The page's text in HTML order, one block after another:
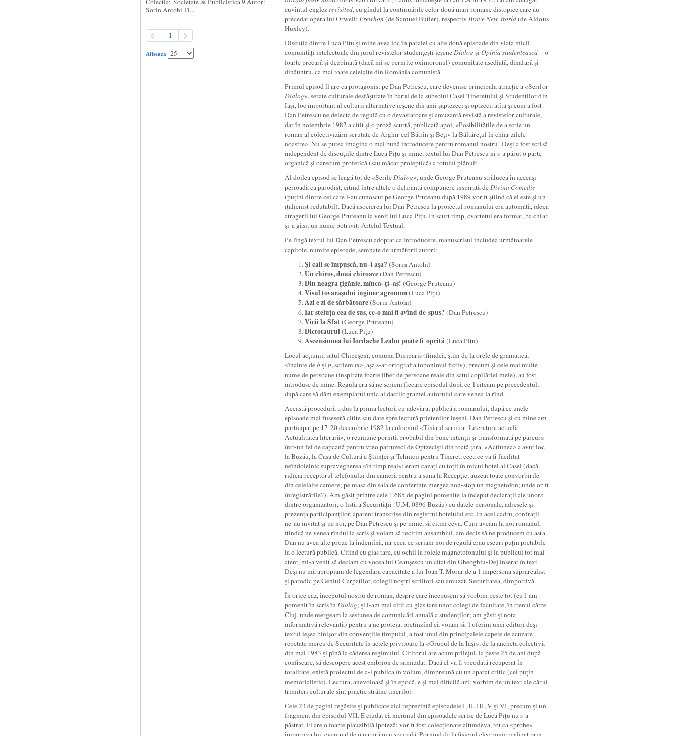
Sorin Antohi Ti...
1
Afiseaza
cuvîntul englezrevisited, cu gîndul la continuările celor două mari romane distopice care au
precedat opera lui Orwell: Erewhon (de Samuel Butler), respectiv Brave New World(de Aldous
Huxley).
Discuția dintre Luca Pițu şi mine avea loc în paralel cu alte două episoade din viața micii
comunități intelectuale din jurul revistelor studențeşti ieşeneDialogşi Opiniastudențească– o
foarte precară şi dezbinată (dacă mi se permite oximoronul) comunitate asediată, dinafară şi
dinăuntru, ca mai toate celelalte din România comunistă.
Primul episod îl are ca protagonist pe Dan Petrescu, care devenise principala atracție a «Serilor
Dialog», serate culturale desfăşurate în barul de la subsolul Casei Tineretului şi Studenților din
Iaşi, loc important al culturii alternative ieşene din anii şaptezeci şi optzeci, atîta şi cum a fost.
Dan Petrescu ne delecta de regulă cu o devastatoare şi amuzantă revistă a revistelor culturale,
dar în noiembrie 1982 a citit şi o proză scurtă, publicată apoi, «Posibilitățile de a scrie un
roman al colectivizării scrutate de Arghir cel Bătrîn şi Bețiv la Băltărețul în chiar zilele
noastre». Nu se putea imagina o mai bună introducere pentru romanul nostru! Deşi a fost scrisă
independent de discuțiile dintre Luca Pițu şi mine, textul lui Dan Petrescu ni s-a părut o parte
organică şi oarecum profetică (sau măcar proleptică) a totului plănuit.
Al doilea episod se leagă tot de «SerileDialog», unde George Pruteanu strălucea în aceeaşi
perioadă ca parodist, citind între altele o delirantă compunere inspirată deDivina Comedie
(puțini dintre cei care l-au cunoscut pe George Pruteanu după 1989 vor fi ştiind că el este şi un
italienist redutabil). Dacă asocierea lui Dan Petrescu la proiectul romanului era automată, ideea
atragerii lui George Pruteanu ia venit lui Luca Pițu. În scurt timp, cvartetul era format, ba chiar
şi-a găsit un nume potrivit: Artelul Textual.
Pe lîngă textul lui Dan Petrescu adoptat ca introducere, manuscrisul includea următoarele
capitole, numite episoade, semnate de următorii autori:
Şi caii se împuşcă, nu–i aşa? (Sorin Antohi)
Un chirov, două chiroave(Dan Petrescu)
Din neagrațigănie, mînca–ți–aş! (George Pruteanu)
Visul tovarăşului inginer agronom(Luca Pițu)
Azi e zi de sărbătoare(Sorin Antohi)
Iar steluța cea de sus, ce-o mai fi avînd de spus? (Dan Petrescu)
Vicii la Sfat(George Pruteanu)
Dictotaurul(Luca Pițu)
Ascensiunea lui Iordache Leahu poate fi oprită(Luca Pițu).
Locul acțiunii, satul Chipeşeni, comuna Dimparis (fiindcă, ştim de la orele de gramatică,
«înainte debşi p, scriem m», aşa s-ar ortografia toponimul fictiv), precum şi cele mai multe
nume de persoane (inspirate foarte liber de persoane reale din satul copilăriei mele), au fost
introduse de mine. Regula era să ne scriem fiecare episodul după ce-l citeam pe precedentul,
după care să dăm exemplarul unic al dactilogramei autorului care venea la rînd.
Această procedură a dus la prima lectură cu adevărat publică a romanului, după ce unele
episoade mai fuseseră citite sau date spre lectură prietenilor ieşeni. Dan Petrescu şi cu mine am
participat pe 17-20 decembrie 1982 la colocviul «Tînărul scriitor–Literatura actuală–
Actualitatea literară», o reuniune pornită probabil din bune intenții şi transformată pe parcurs
într-un fel de capcană pentru vreo patruzeci de Optzecişti din toată țara. «Acțiunea» a avut loc
la Buzău, la Casa de Cultură a Ştiinței şi Tehnicii pentru Tineret, ceea ce va fi facilitat
neîndoielnic supravegherea «în timp real»: eram cazați cu toții în micul hotel al Casei (dacă
ridicai receptorul telefonului din cameră pentru a suna la Recepție, auzeai toate convorbirile
din celelalte camere; pe masa din sala de conferințe mergea non-stop un magnetofon; unde or fi
înregistrările?). Am găsit printre cele 1.685 de pagini pomenite la început declarații ale unora
dintre organizatori, o listă a Securității (U.M. 0896 Buzău) cu datele personale, adresele şi
prezența participanților, aparent transcrise din registrul hotelului etc. În acel cadru, confrații
ne-au invitat şi pe noi, pe Dan Petrescu şi pe mine, să citim ceva. Cum aveam la noi romanul,
fiindcă ne venea rîndul la scris şi voiam să recitim ansamblul, am decis să ne producem cu asta.
Dan nu avea alte proze la îndemînă, iar ceea ce scriam noi de regulă erau eseuri puțin pretabile
la o lectură publică. Citind cu glas tare, cu ochii la rolele magnetofonului şi la publicul tot mai
atent, mi-a venit să declam cu vocea lui Ceauşescu un citat din Gheoghiu-Dej inserat în text.
Deşi nu mă apropiam de legendara capacitate a lui Ioan T. Morar de a-l impersona suprarealist
şi parodic pe Geniul Carpaților, colegii noştri scriitori sau amuzat. Securitatea, dimpotrivă.
În orice caz, începutul nostru de roman, despre care începusem să vorbim peste tot (eu l-am
pomenit în scris înDialog; şi l-am mai citit cu glas tare unor colegi de facultate, în trenul către
Cluj, unde mergeam la sesiunea de comunicări anuală a studenților; am găsit şi nota
informativă relevantă) pentru a ne proteja, pretinzînd că voiam să-l oferim unei edituri deşi
textul ieşea binişor din convențiile timpului, a fost unul din principalele capete de acuzare
repetate mereu de Securitate în actele privitoare la «Grupul de la Iaşi», de la ancheta colectivă
din mai 1983 şi pînă la căderea regimului. Cititorul are acum prilejul, la peste 25 de ani după
confiscare, să descopere acest embrion de samizdat. Dacă el va fi vreodată recuperat în
totalitate, există proiectul de a-l publica în volum, dimpreună cu un aparat critic (cel puțin
memorialistic). Lectura, anevoioasă şi în epocă, e şi mai dificilă azi: vorbim de un text ale cărui
trimiteri culturale sînt practic străine tinerilor.
Cele 23 de pagini regăsite şi publicate aici reprezintă episoadele I, II, III, V şi VI, precum şi un
fragment din episodul VII. E ciudat că niciunul din episoadele scrise de Luca Pițu nu s-a
păstrat. El are o foarte plauzibilă ipoteză: vor fi fost colecționate altundeva, tot ca «probe»